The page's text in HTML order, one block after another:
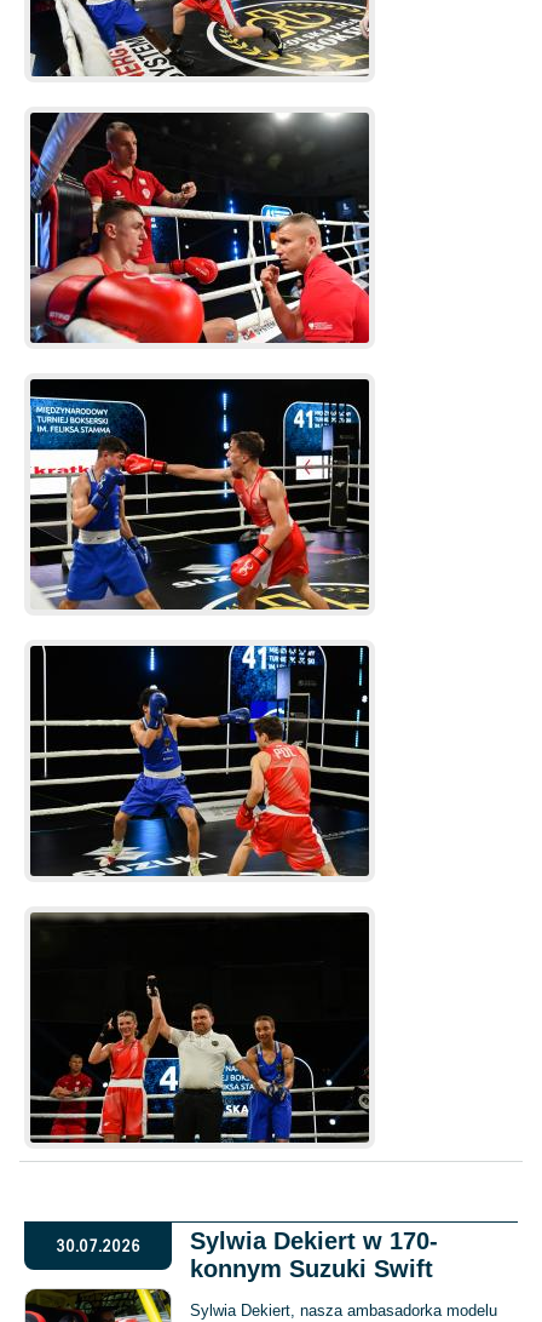
30.07.2026
Sylwia Dekiert w 170-
konnym Suzuki Swift
Sylwia Dekiert, nasza ambasadorka modelu